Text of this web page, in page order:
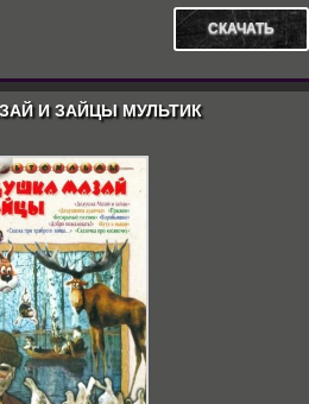
СКАЧАТЬ
И ЗАЙЦЫ МУЛЬТИК